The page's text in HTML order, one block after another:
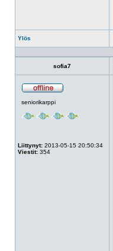
Ylös
sofia7
seniorikarppi
Liittynyt: 2013-05-15 20:50:34
Viestit: 354